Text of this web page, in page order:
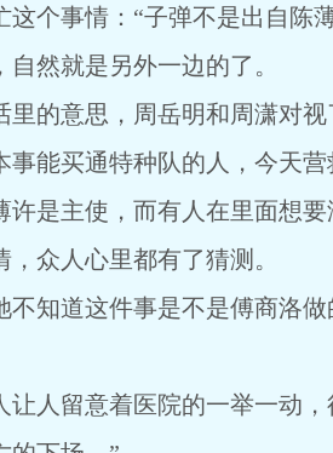
这个事情：“子弹不是出自陈
然就是另外一边的了。
里的意思，周岳明和周潇对
能买通特种队的人，今天营
是主使，而有人在里面想要
众人心里都有了猜测。
不知道这件事是不是傅商洛
让人留意着医院的一举一动